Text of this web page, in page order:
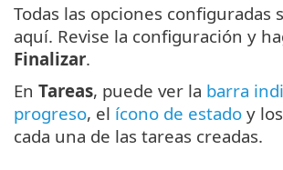
Todas las opciones configuradas
aquí. Revise la configuración y
Finalizar.
En Tareas, puede ver la barra
progreso, el ícono de estado y los
cada una de las tareas creadas.